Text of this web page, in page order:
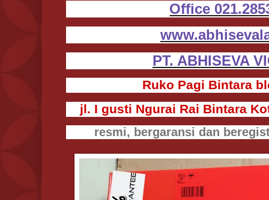
Office
PT. ABHISEVA
Ruko Pagi Bintara
jl. I gusti Ngurai Rai Bintara
resmi, bergaransi dan